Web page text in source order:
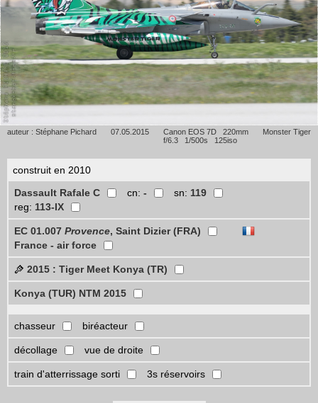
auteur : Stéphane Pichard 07.05.2015
Canon EOS 7D 220mm
f/6.3 1/500s 125iso
Monster Tiger
construit en 2010
Dassault Rafale C
cn: - sn: 119
reg: 113-IX
EC 01.007 Provence, Saint Dizier (FRA)
France - air force
2015 : Tiger Meet Konya (TR)
Konya (TUR) NTM 2015
chasseur biréacteur
décollage vue de droite
train d'atterrissage sorti 3s réservoirs